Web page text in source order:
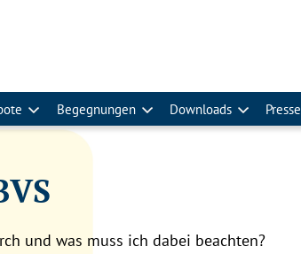
Begegnungen Downloads Presse
und was muss ich dabei beachten?